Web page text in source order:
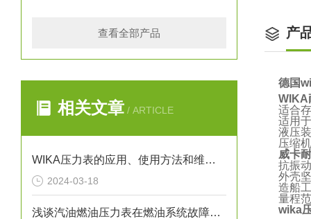
查看全部产品
相关文章 / ARTICLE
WIKA压力表的应用、使用方法和维护要点解析
2024-03-18
浅谈汽油燃油压力表在燃油系统故障排除中的应用
产
德国
WIKA
适合
适用
液压
压缩
威卡
抗振
外壳
造船
量程
wika